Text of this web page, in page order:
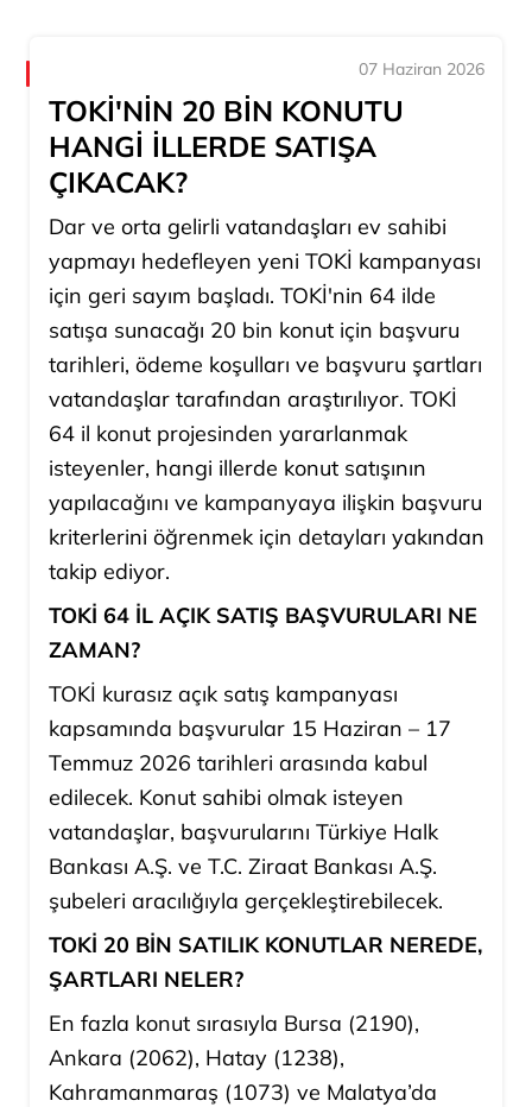
07 Haziran 2026
TOKİ'NİN 20 BİN KONUTU
HANGİ İLLERDE SATIŞA
ÇIKACAK?
Dar ve orta gelirli vatandaşları ev sahibi
yapmayı hedefleyen yeni TOKİ kampanyası
için geri sayım başladı. TOKİ'nin 64 ilde
satışa sunacağı 20 bin konut için başvuru
tarihleri, ödeme koşulları ve başvuru şartları
vatandaşlar tarafından araştırılıyor. TOKİ
64 il konut projesinden yararlanmak
isteyenler, hangi illerde konut satışının
yapılacağını ve kampanyaya ilişkin başvuru
kriterlerini öğrenmek için detayları yakından
takip ediyor.
TOKİ 64 İL AÇIK SATIŞ BAŞVURULARI NE
ZAMAN?
TOKİ kurasız açık satış kampanyası
kapsamında başvurular 15 Haziran – 17
Temmuz 2026 tarihleri arasında kabul
edilecek. Konut sahibi olmak isteyen
vatandaşlar, başvurularını Türkiye Halk
Bankası A.Ş. ve T.C. Ziraat Bankası A.Ş.
şubeleri aracılığıyla gerçekleştirebilecek.
TOKİ 20 BİN SATILIK KONUTLAR NEREDE,
ŞARTLARI NELER?
En fazla konut sırasıyla Bursa (2190),
Ankara (2062), Hatay (1238),
Kahramanmaraş (1073) ve Malatya’da